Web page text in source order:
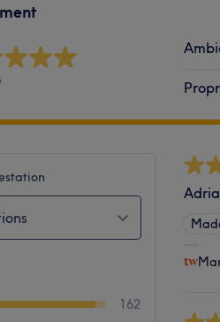
162